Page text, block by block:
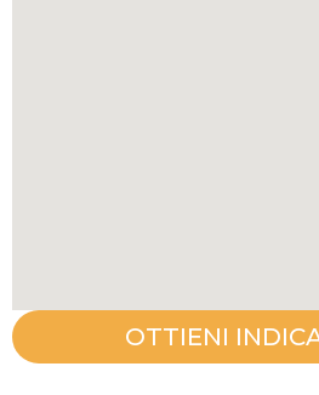
OTTIENI